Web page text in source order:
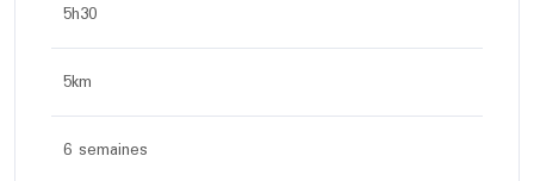
5h30
5km
6 semaines